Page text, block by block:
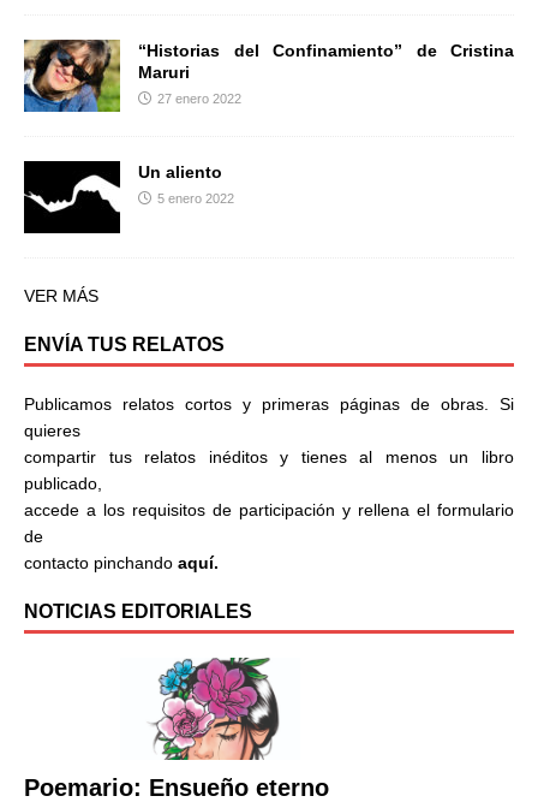
“Historias del Confinamiento” de Cristina
Maruri
27 enero 2022
Un aliento
5 enero 2022
VER MÁS
ENVÍA TUS RELATOS
Publicamos relatos cortos y primeras páginas de obras. Si
quieres
compartir tus relatos inéditos y tienes al menos un libro
publicado,
accede a los requisitos de participación y rellena el formulario
de
contacto pinchando aquí.
NOTICIAS EDITORIALES
Poemario: Ensueño eterno